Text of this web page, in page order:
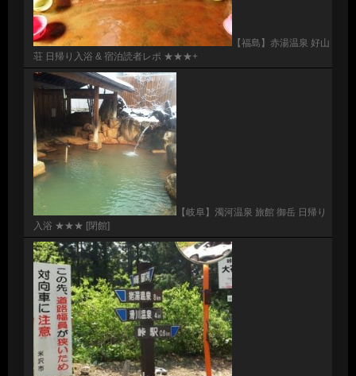
【福島】赤湯温泉 好山
荘 日帰り入浴 & 宿泊読者レポ ★★★+
【岐阜】濁河温泉 旅館 御岳 日帰り
入浴 ★★★ [閉館]